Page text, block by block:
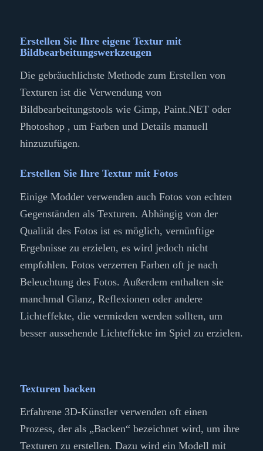
Erstellen Sie Ihre eigene Textur mit
Bildbearbeitungswerkzeugen
Die gebräuchlichste Methode zum Erstellen von
Texturen ist die Verwendung von
Bildbearbeitungstools wie Gimp, Paint.NET oder
Photoshop , um Farben und Details manuell
hinzuzufügen.
Erstellen Sie Ihre Textur mit Fotos
Einige Modder verwenden auch Fotos von echten
Gegenständen als Texturen. Abhängig von der
Qualität des Fotos ist es möglich, vernünftige
Ergebnisse zu erzielen, es wird jedoch nicht
empfohlen. Fotos verzerren Farben oft je nach
Beleuchtung des Fotos. Außerdem enthalten sie
manchmal Glanz, Reflexionen oder andere
Lichteffekte, die vermieden werden sollten, um
besser aussehende Lichteffekte im Spiel zu erzielen.
Texturen backen
Erfahrene 3D-Künstler verwenden oft einen
Prozess, der als „Backen“ bezeichnet wird, um ihre
Texturen zu erstellen. Dazu wird ein Modell mit